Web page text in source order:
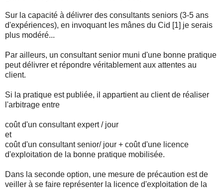
Sur la capacité à délivrer des consultants seniors (3-5 ans
d'expériences), en invoquant les mânes du Cid [1] je serais
plus modéré...
Par ailleurs, un consultant senior muni d'une bonne pratique
peut délivrer et répondre véritablement aux attentes au
client.
Si la pratique est publiée, il appartient au client de réaliser
l'arbitrage entre
coût d'un consultant expert / jour
et
coût d'un consultant senior/ jour + coût d'une licence
d'exploitation de la bonne pratique mobilisée.
Dans la seconde option, une mesure de précaution est de
veiller à se faire représenter la licence d'exploitation de la